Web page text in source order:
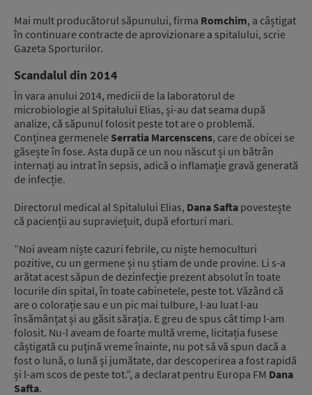
Mai mult producătorul săpunului, firma Romchim, a câștigat
în continuare contracte de aprovizionare a spitalului, scrie
Gazeta Sporturilor.
Scandalul din 2014
În vara anului 2014, medicii de la laboratorul de
microbiologie al Spitalului Elias, și-au dat seama după
analize, că săpunul folosit peste tot are o problemă.
Conținea germenele Serratia Marcenscens, care de obicei se
găsește în fose. Asta după ce un nou născut și un bătrân
internați au intrat în sepsis, adică o inflamație gravă generată
de infecție.
Directorul medical al Spitalului Elias, Dana Safta povestește
că pacienții au supraviețuit, după eforturi mari.
”Noi aveam niște cazuri febrile, cu niște hemoculturi
pozitive, cu un germene și nu știam de unde provine. Li s-a
arătat acest săpun de dezinfecție prezent absolut în toate
locurile din spital, în toate cabinetele, peste tot. Văzând că
are o colorație sau e un pic mai tulbure, l-au luat l-au
însămânțat și au găsit sărația. E greu de spus cât timp l-am
folosit. Nu-l aveam de foarte multă vreme, licitația fusese
câștigată cu puțină vreme înainte, nu pot să vă spun dacă a
fost o lună, o lună și jumătate, dar descoperirea a fost rapidă
și l-am scos de peste tot.”, a declarat pentru Europa FM Dana
Safta.